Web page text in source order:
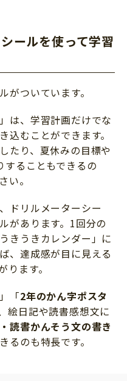
ールを使って学習
がついています。
」は、学習計画だけでな
込むことができます。
たり、夏休みの目標や
することもできるの
い。
ドリルメーターシー
があります。1回分の
きうきカレンダー」に
、達成感が目に見える
ます。
」「2年のかん字ポスタ
絵日記や読書感想文に
読書かんそう文の書き
るのも特長です。